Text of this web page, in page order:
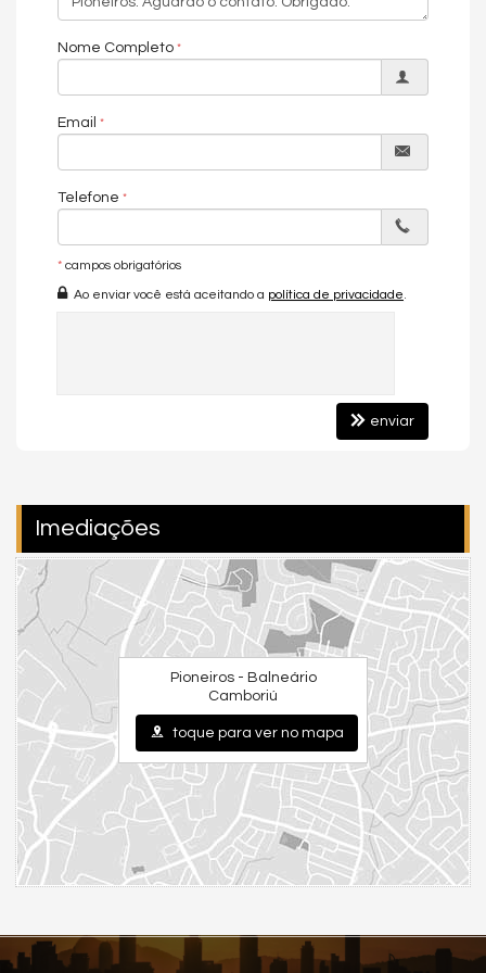
com ambientes decorados e equipados no padrão que
Lazer e Comodidades de Alto Padrão
O empreendimento conta com uma área de lazer que
impressiona pela variedade e sofisticação:
Academia
Brinquedoteca
Espaço gourmet
Sala de jogos
Sala de reunião / coworking
Sauna
Quiosque com churrasqueira
Salão de festas
E ainda diferenciais sustentáveis como:
Sistema de energia fotovoltaica nas áreas comuns
Reaproveitamento de água pluvial
Painéis solares
Sistema de descarte adequado de óleo de cozinha
Comduas unidades por andar ,dois elevadorese uma
infraestrutura impecável, é o ambiente ideal para quem
valoriza privacidade e conforto.
🟩Praticidade para Sua Rotina
O empreendimento está a apenas
15 minutos da BR-101
Nome Completo
Email
Telefone
* campos obrigatórios
Ao enviar você está aceitando a política de privacidade
enviar
Imediações
Pioneiros - Balneário
Camboriú
toque para ver no mapa